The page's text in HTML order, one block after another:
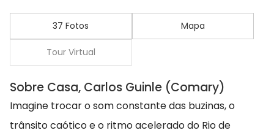
37 Fotos Mapa
Tour Virtual
Sobre Casa, Carlos Guinle (Comary)
Imagine trocar o som constante das buzinas, o
trânsito caótico e o ritmo acelerado do Rio de